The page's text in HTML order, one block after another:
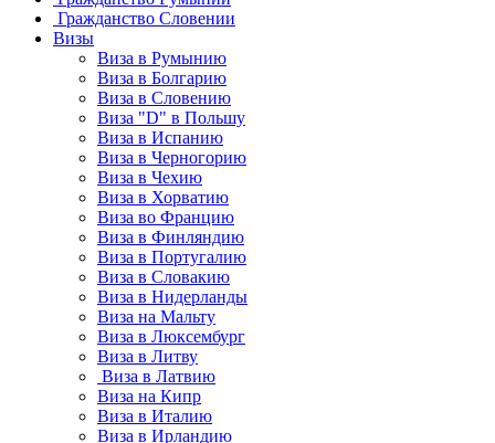
Гражданство Словении
Визы
Виза в Румынию
Виза в Болгарию
Виза в Словению
Виза "D" в Польшу
Виза в Испанию
Виза в Черногорию
Виза в Чехию
Виза в Хорватию
Виза во Францию
Виза в Финляндию
Виза в Португалию
Виза в Словакию
Виза в Нидерланды
Виза на Мальту
Виза в Люксембург
Виза в Литву
Виза в Латвию
Виза на Кипр
Виза в Италию
Виза в Ирландию